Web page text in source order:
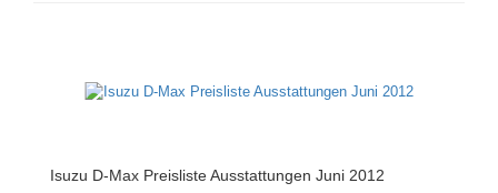
Isuzu D-Max Preisliste Ausstattungen Juni 2012